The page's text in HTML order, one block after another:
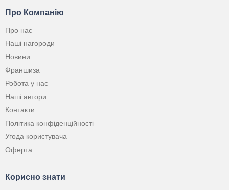
Про Компанію
Про нас
Наші нагороди
Новини
Франшиза
Робота у нас
Наші автори
Контакти
Політика конфіденційності
Угода користувача
Оферта
Корисно знати